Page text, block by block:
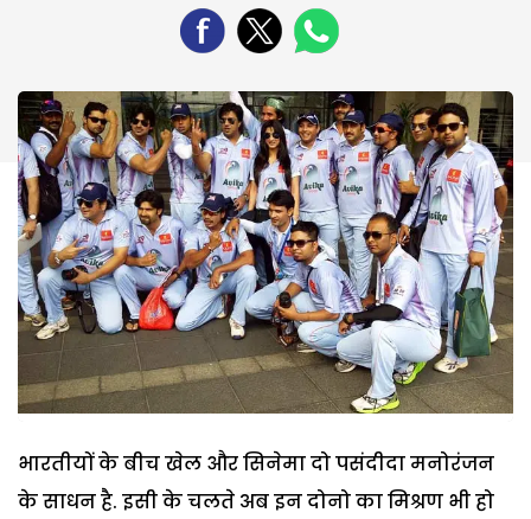
भारतीयों के बीच खेल और सिनेमा दो पसंदीदा मनोरंजन
के साधन है. इसी के चलते अब इन दोनो का मिश्रण भी हो